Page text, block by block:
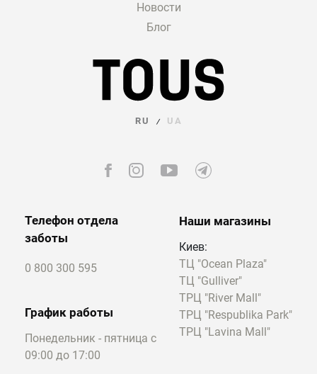
Новости
Блог
RU / UA
Телефон отдела
заботы
0 800 300 595
График работы
Понедельник - пятница с
09:00 до 17:00
Наши магазины
Киев:
ТЦ "Ocean Plaza"
ТЦ "Gulliver"
ТРЦ "River Mall"
ТРЦ "Respublika Park"
ТРЦ "Lavina Mall"